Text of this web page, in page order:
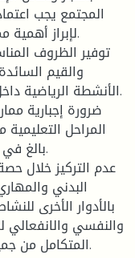
المجتمع يجب
لإبراز
والقيم
الأنشطة الرياضية
المراحل
بالغ
البدني
بالأدوار الأخرى
والنفسي
المتكامل من